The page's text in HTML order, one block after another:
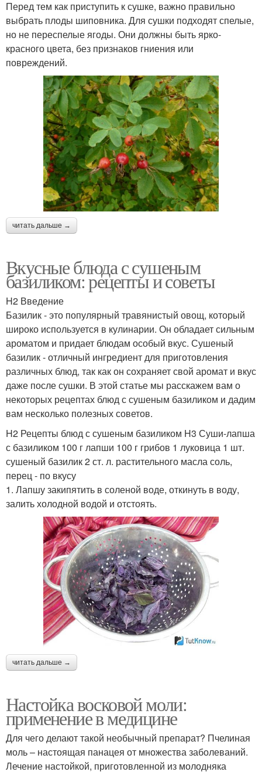
Перед тем как приступить к сушке, важно правильно
выбрать плоды шиповника. Для сушки подходят спелые,
но не переспелые ягоды. Они должны быть ярко-
красного цвета, без признаков гниения или
повреждений.
читать дальше →
Вкусные блюда с сушеным
базиликом: рецепты и советы
H2 Введение
Базилик - это популярный травянистый овощ, который
широко используется в кулинарии. Он обладает сильным
ароматом и придает блюдам особый вкус. Сушеный
базилик - отличный ингредиент для приготовления
различных блюд, так как он сохраняет свой аромат и вкус
даже после сушки. В этой статье мы расскажем вам о
некоторых рецептах блюд с сушеным базиликом и дадим
вам несколько полезных советов.
H2 Рецепты блюд с сушеным базиликом H3 Суши-лапша
с базиликом 100 г лапши 100 г грибов 1 луковица 1 шт.
сушеный базилик 2 ст. л. растительного масла соль,
перец - по вкусу
1. Лапшу закипятить в соленой воде, откинуть в воду,
залить холодной водой и отстоять.
читать дальше →
Настойка восковой моли:
применение в медицине
Для чего делают такой необычный препарат? Пчелиная
моль – настоящая панацея от множества заболеваний.
Лечение настойкой, приготовленной из молодняка